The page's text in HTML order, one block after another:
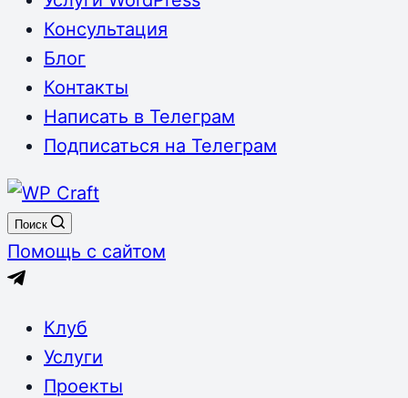
Консультация
Блог
Контакты
Написать в Телеграм
Подписаться на Телеграм
Поиск
Помощь с сайтом
Клуб
Услуги
Проекты